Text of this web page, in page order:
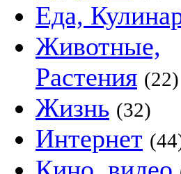
Еда,
Животные,
Растения (22)
Жизнь (32)
Интернет